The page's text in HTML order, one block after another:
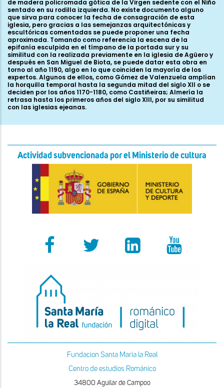
Actividad subvencionada por el Ministerio de cultura
Fundacion Santa Maria la Real
Centro de estudios Románico
34800 Aguilar de Campoo